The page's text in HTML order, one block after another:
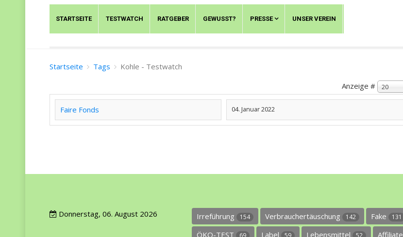
STARTSEITE TESTWATCH RATGEBER GEWUSST? PRESSE UNSER VEREIN
Startseite Tags
Kohle - Testwatch
Anzeige #
20
Faire Fonds 04. Januar 2022
Donnerstag, 06. August 2026 Irreführung 154 Verbrauchertäuschung 142 Fake 131
ÖKO-TEST 69 Label 59 Lebensmittel 52 Affiliate